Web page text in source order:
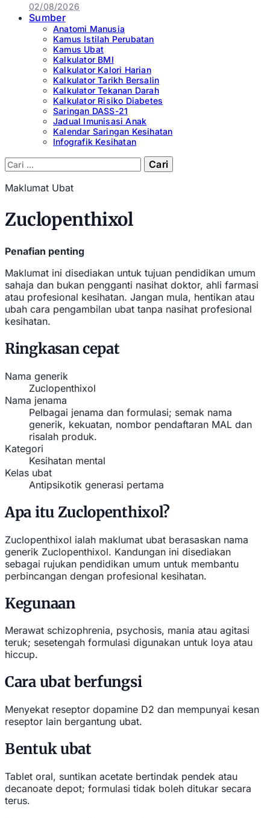
02/08/2026
Sumber
Anatomi Manusia
Kamus Istilah Perubatan
Kamus Ubat
Kalkulator BMI
Kalkulator Kalori Harian
Kalkulator Tarikh Bersalin
Kalkulator Tekanan Darah
Kalkulator Risiko Diabetes
Saringan DASS-21
Jadual Imunisasi Anak
Kalendar Saringan Kesihatan
Infografik Kesihatan
Cari:
Maklumat Ubat
Zuclopenthixol
Penafian penting
Maklumat ini disediakan untuk tujuan pendidikan umum
sahaja dan bukan pengganti nasihat doktor, ahli farmasi
atau profesional kesihatan. Jangan mula, hentikan atau
ubah cara pengambilan ubat tanpa nasihat profesional
kesihatan.
Ringkasan cepat
Nama generik
Zuclopenthixol
Nama jenama
Pelbagai jenama dan formulasi; semak nama
generik, kekuatan, nombor pendaftaran MAL dan
risalah produk.
Kategori
Kesihatan mental
Kelas ubat
Antipsikotik generasi pertama
Apa itu Zuclopenthixol?
Zuclopenthixol ialah maklumat ubat berasaskan nama
generik Zuclopenthixol. Kandungan ini disediakan
sebagai rujukan pendidikan umum untuk membantu
perbincangan dengan profesional kesihatan.
Kegunaan
Merawat schizophrenia, psychosis, mania atau agitasi
teruk; sesetengah formulasi digunakan untuk loya atau
hiccup.
Cara ubat berfungsi
Menyekat reseptor dopamine D2 dan mempunyai kesan
reseptor lain bergantung ubat.
Bentuk ubat
Tablet oral, suntikan acetate bertindak pendek atau
decanoate depot; formulasi tidak boleh ditukar secara
terus.